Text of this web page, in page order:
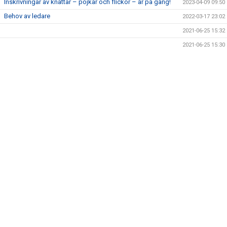
KONTAKT
Inskrivningar av knattar – pojkar och flickor – är på gång! 2023-04-09 09:50
Behov av ledare 2022-03-17 23:02
2021-06-25 15:32
2021-06-25 15:30